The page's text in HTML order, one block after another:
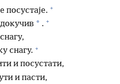
посустаје. +
* . +
снагу. +
и посустати,
и пасти,